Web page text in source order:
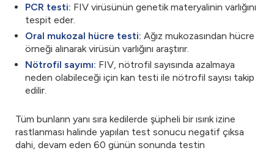
PCR testi: FIV virüsünün genetik materyalinin varlığını
tespit eder.
Oral mukozal hücre testi: Ağız mukozasından hücre
örneği alınarak virüsün varlığını araştırır.
Nötrofil sayımı: FIV, nötrofil sayısında azalmaya
neden olabileceği için kan testi ile nötrofil sayısı takip
edilir.
Tüm bunların yanı sıra kedilerde şüpheli bir ısırık izine
rastlanması halinde yapılan test sonucu negatif çıksa
dahi, devam eden 60 günün sonunda testin